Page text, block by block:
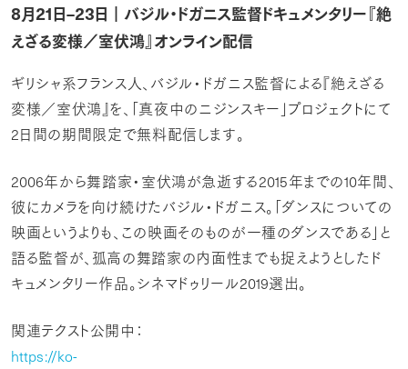
8月21日–23日｜バジル・ドガニス監督ドキュメンタリー『絶
えざる変様／室伏鴻』オンライン配信
ギリシャ系フランス人、バジル・ドガニス監督による『絶えざる
変様／室伏鴻』を、「真夜中のニジンスキー」プロジェクトにて
2日間の期間限定で無料配信します。
2006年から舞踏家・室伏鴻が急逝する2015年までの10年間、
彼にカメラを向け続けたバジル・ドガニス。「ダンスについての
映画というよりも、この映画そのものが一種のダンスである」と
語る監督が、孤高の舞踏家の内面性までも捉えようとしたド
キュメンタリー作品。シネマドゥリール2019選出。
関連テクスト公開中：
https://ko-